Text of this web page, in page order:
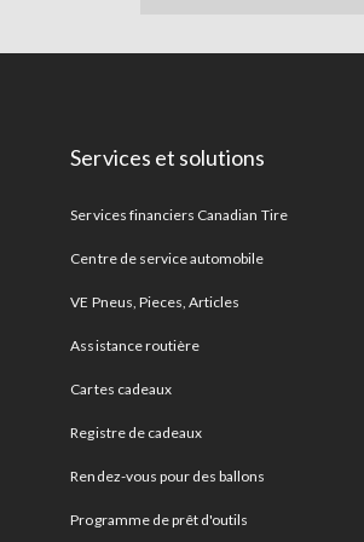
Services et solutions
Services financiers Canadian Tire
Centre de service automobile
VE Pneus, Pieces, Articles
Assistance routière
Cartes cadeaux
Registre de cadeaux
Rendez-vous pour des ballons
Programme de prêt d'outils